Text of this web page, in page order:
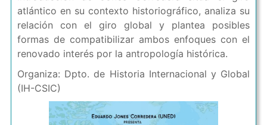
atlántico en su contexto historiográfico, analiza su
relación con el giro global y plantea posibles
formas de compatibilizar ambos enfoques con el
renovado interés por la antropología histórica.
Organiza: Dpto. de Historia Internacional y Global
(IH-CSIC)